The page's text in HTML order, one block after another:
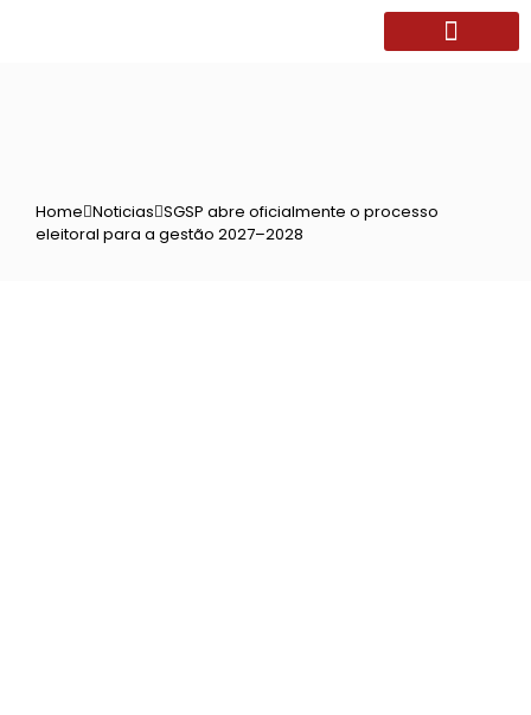
Home Noticias SGSP abre oficialmente o processo
eleitoral para a gestão 2027–2028